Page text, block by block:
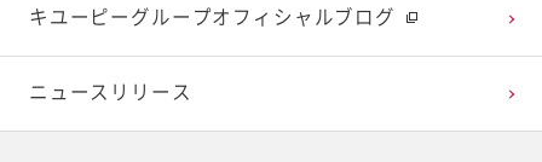
キユーピーグループオフィシャルブログ
ニュースリリース